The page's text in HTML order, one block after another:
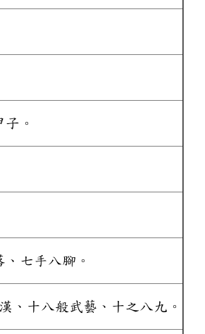
。
七手八腳。
、十八般武藝、十之八九。